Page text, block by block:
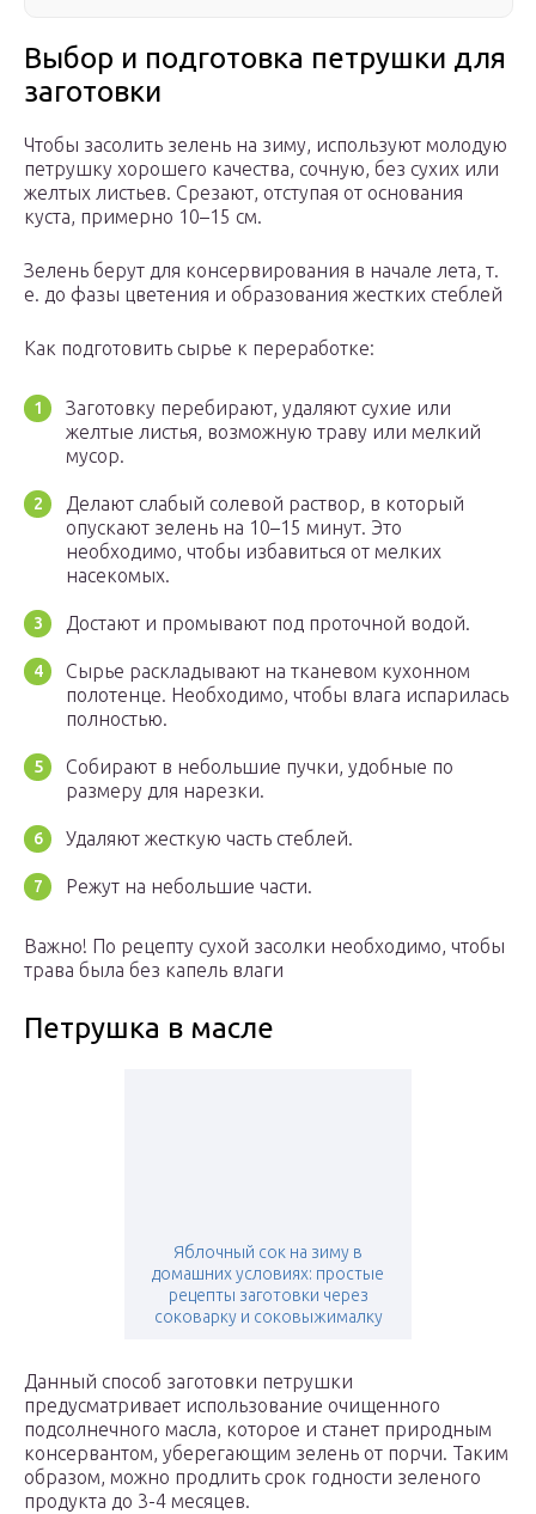
Выбор и подготовка петрушки для
заготовки
Чтобы засолить зелень на зиму, используют молодую
петрушку хорошего качества, сочную, без сухих или
желтых листьев. Срезают, отступая от основания
куста, примерно 10–15 см.
Зелень берут для консервирования в начале лета, т.
е. до фазы цветения и образования жестких стеблей
Как подготовить сырье к переработке:
Заготовку перебирают, удаляют сухие или
желтые листья, возможную траву или мелкий
мусор.
Делают слабый солевой раствор, в который
опускают зелень на 10–15 минут. Это
необходимо, чтобы избавиться от мелких
насекомых.
Достают и промывают под проточной водой.
Сырье раскладывают на тканевом кухонном
полотенце. Необходимо, чтобы влага испарилась
полностью.
Собирают в небольшие пучки, удобные по
размеру для нарезки.
Удаляют жесткую часть стеблей.
Режут на небольшие части.
Важно! По рецепту сухой засолки необходимо, чтобы
трава была без капель влаги
Петрушка в масле
Яблочный сок на зиму в
домашних условиях: простые
рецепты заготовки через
соковарку и соковыжималку
Данный способ заготовки петрушки
предусматривает использование очищенного
подсолнечного масла, которое и станет природным
консервантом, уберегающим зелень от порчи. Таким
образом, можно продлить срок годности зеленого
продукта до 3-4 месяцев.